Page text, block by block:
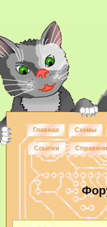
Главная Схемы
Ссылки